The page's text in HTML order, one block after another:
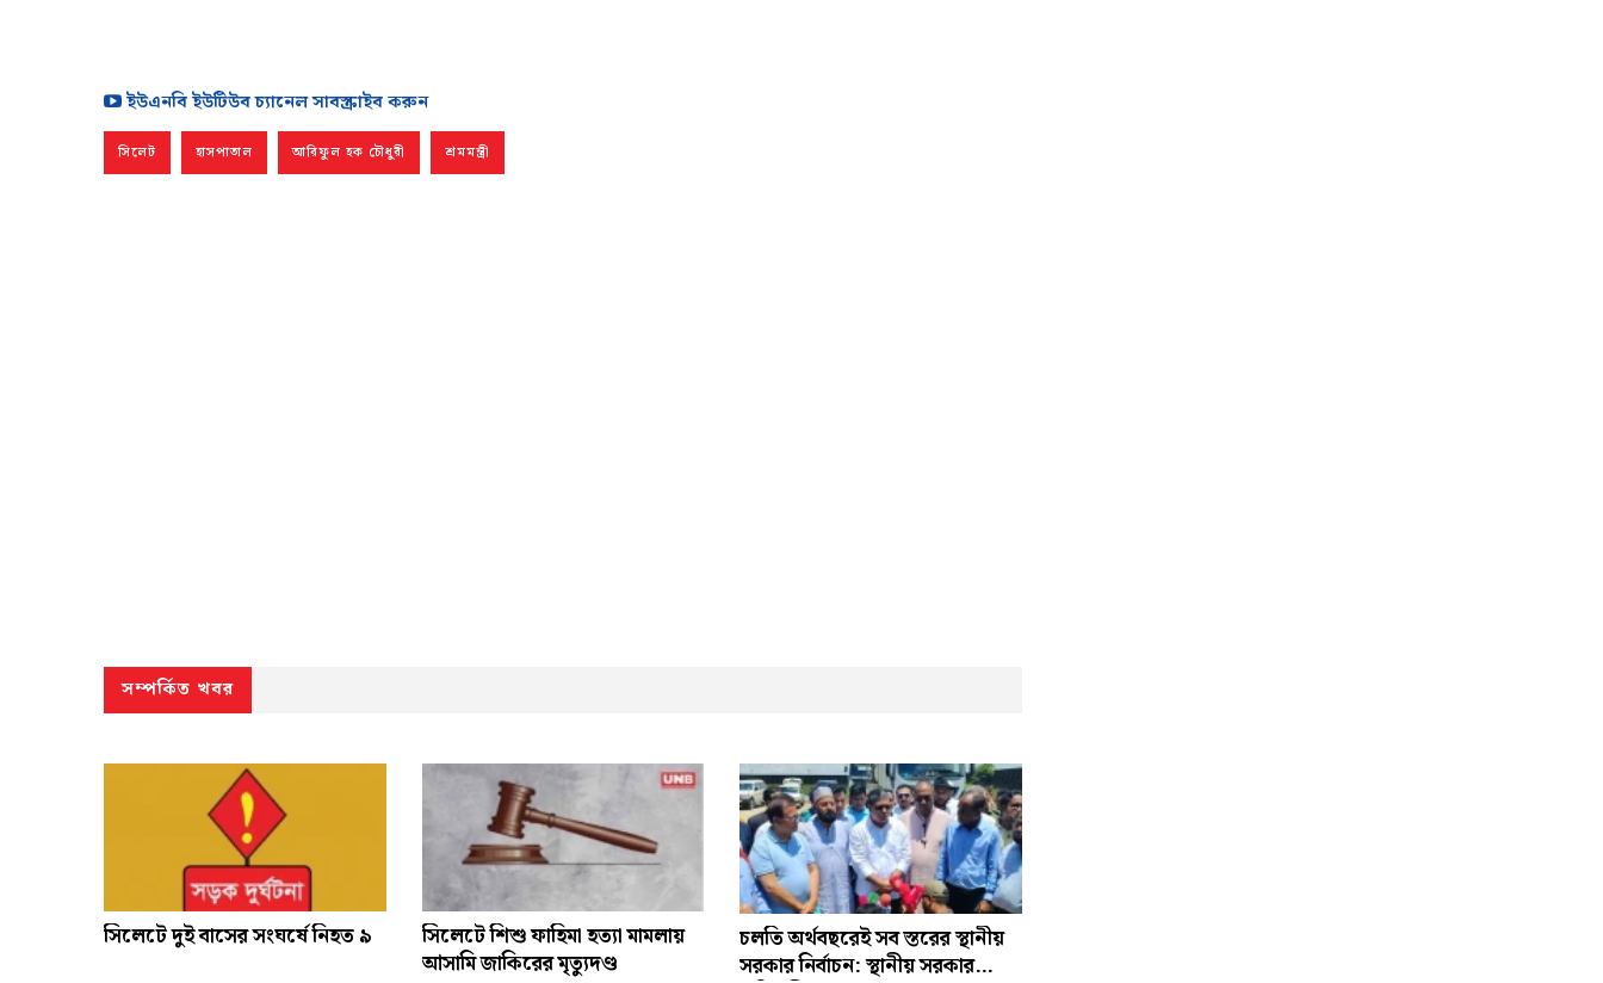
ইউএনবি ইউটিউব চ্যানেল সাবস্ক্রাইব করুন
সিলেট হাসপাতাল আরিফুল হক চৌধুরী শ্রমমন্ত্রী
সম্পর্কিত খবর
সিলেটে দুই বাসের সংঘর্ষে নিহত ৯
সিলেটে শিশু ফাহিমা হত্যা মামলায়
আসামি জাকিরের মৃত্যুদণ্ড
চলতি অর্থবছরেই সব স্তরের স্থানীয়
সরকার নির্বাচন: স্থানীয় সরকার